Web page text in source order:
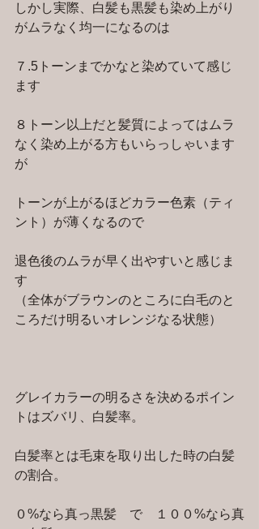
しかし実際、白髪も黒髪も染め上がり
がムラなく均一になるのは
７.5トーンまでかなと染めていて感じ
ます
８トーン以上だと髪質によってはムラ
なく染め上がる方もいらっしゃいます
が
トーンが上がるほどカラー色素（ティ
ント）が薄くなるので
退色後のムラが早く出やすいと感じま
す
（全体がブラウンのところに白毛のと
ころだけ明るいオレンジなる状態）
グレイカラーの明るさを決めるポイン
トはズバリ、白髪率。
白髪率とは毛束を取り出した時の白髪
の割合。
０%なら真っ黒髪　で　１００%なら真